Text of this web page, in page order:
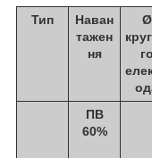
Тип
Наван
тажен
ня
Ø
го
ПВ
60%